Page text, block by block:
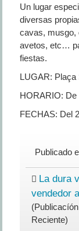
Un lugar
diversas
cavas, musgo,
avetos, etc…
fiestas.
LUGAR: Plaça
HORARIO: De
FECHAS: Del
Publicado
La dura
vendedor
Reciente)